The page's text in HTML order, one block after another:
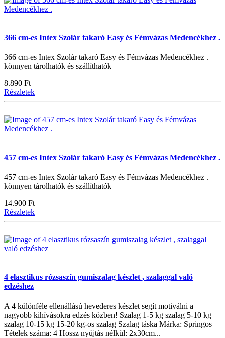
366 cm-es Intex Szolár takaró Easy és Fémvázas Medencékhez .
366 cm-es Intex Szolár takaró Easy és Fémvázas Medencékhez .
könnyen tárolhatók és szállíthatók
8.890 Ft
Részletek
457 cm-es Intex Szolár takaró Easy és Fémvázas Medencékhez .
457 cm-es Intex Szolár takaró Easy és Fémvázas Medencékhez .
könnyen tárolhatók és szállíthatók
14.900 Ft
Részletek
4 elasztikus rózsaszín gumiszalag készlet , szalaggal való
edzéshez
A 4 különféle ellenállású hevederes készlet segít motiválni a
nagyobb kihívásokra edzés közben! Szalag 1-5 kg szalag 5-10 kg
szalag 10-15 kg 15-20 kg-os szalag Szalag táska Márka: Springos
Tételek száma: 4 Hossz nyújtás nélkül: 2x30cm...